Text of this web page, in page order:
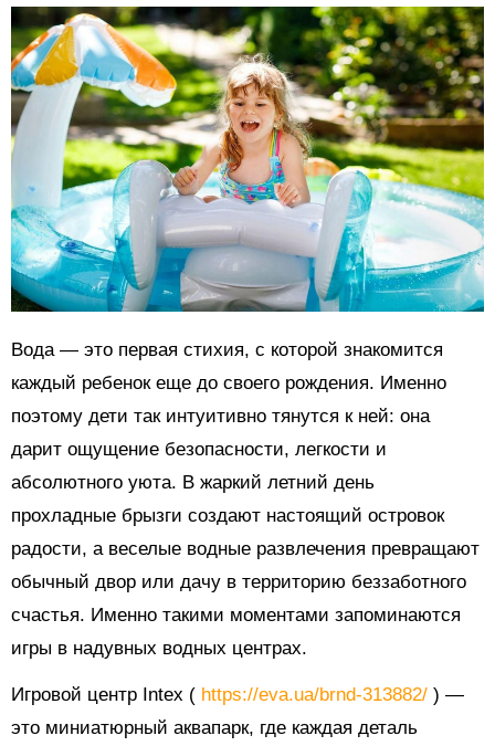
Вода — это первая стихия, с которой знакомится
каждый ребенок еще до своего рождения. Именно
поэтому дети так интуитивно тянутся к ней: она
дарит ощущение безопасности, легкости и
абсолютного уюта. В жаркий летний день
прохладные брызги создают настоящий островок
радости, а веселые водные развлечения превращают
обычный двор или дачу в территорию беззаботного
счастья. Именно такими моментами запоминаются
игры в надувных водных центрах.
Игровой центр Intex ( https://eva.ua/brnd-313882/ ) —
это миниатюрный аквапарк, где каждая деталь